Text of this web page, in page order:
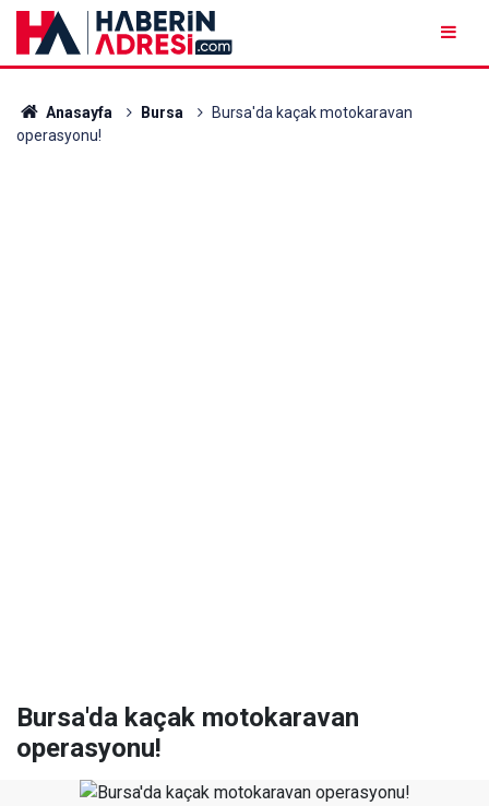
Anasayfa Bursa
Bursa'da kaçak motokaravan
operasyonu!
Bursa'da kaçak motokaravan
operasyonu!